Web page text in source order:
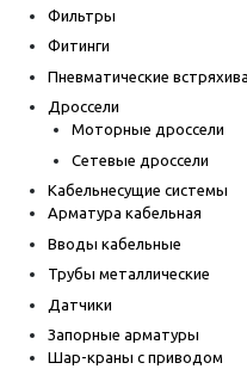
Фильтры
Фитинги
Пневматические
Дроссели
Моторные дроссели
Сетевые дроссели
Кабельнесущие системы
Арматура кабельная
Вводы кабельные
Трубы металлические
Датчики
Запорные арматуры
Шар-краны с приводом